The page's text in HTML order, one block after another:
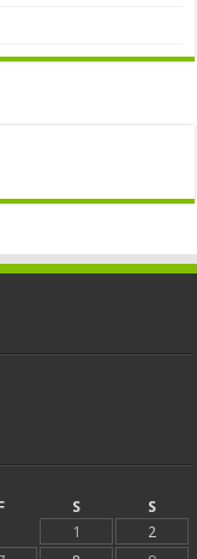
S
S
1
2